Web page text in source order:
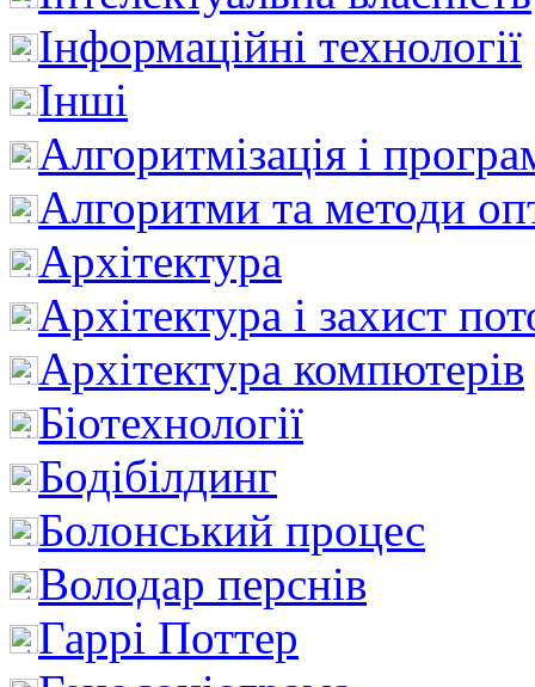
Інформаційні технології
Інші
Алгоритмізація і
Алгоритми та методи
Архітектура
Архітектура і захист
Архітектура компютерів
Біотехнології
Бодібілдинг
Болонський процес
Володар перснів
Гаррі Поттер